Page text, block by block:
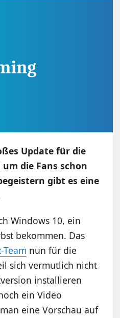
Update für die
die Fans schon
gibt es eine
Windows 10, ein
bekommen. Das
Team nun für die
sich vermutlich nicht
installieren
ein Video
eine Vorschau auf